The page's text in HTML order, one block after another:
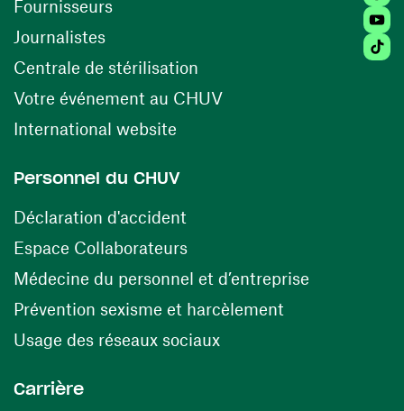
Fournisseurs(ouvre une nouvelle fenêtre)
Journalistes
Centrale de stérilisation (ouvre une nouvelle
Votre événement au CHUV(ouvre une nouvelle
International website
Personnel du CHUV
Déclaration d'accident
Espace Collaborateurs(ouvre une nouvelle fenêtre)
Médecine du personnel et d’entreprise
Prévention sexisme et harcèlement
Usage des réseaux sociaux(ouvre une nouvelle
Carrière